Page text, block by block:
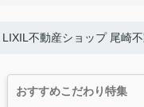
不動産ショップ 尾崎
おすすめこだわり特集